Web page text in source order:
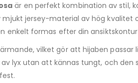
är en perfekt kombination av stil,
mjukt jersey-material av hög
enkelt formas efter din
vilket gör att hijaben
lyx utan att kännas tungt, och